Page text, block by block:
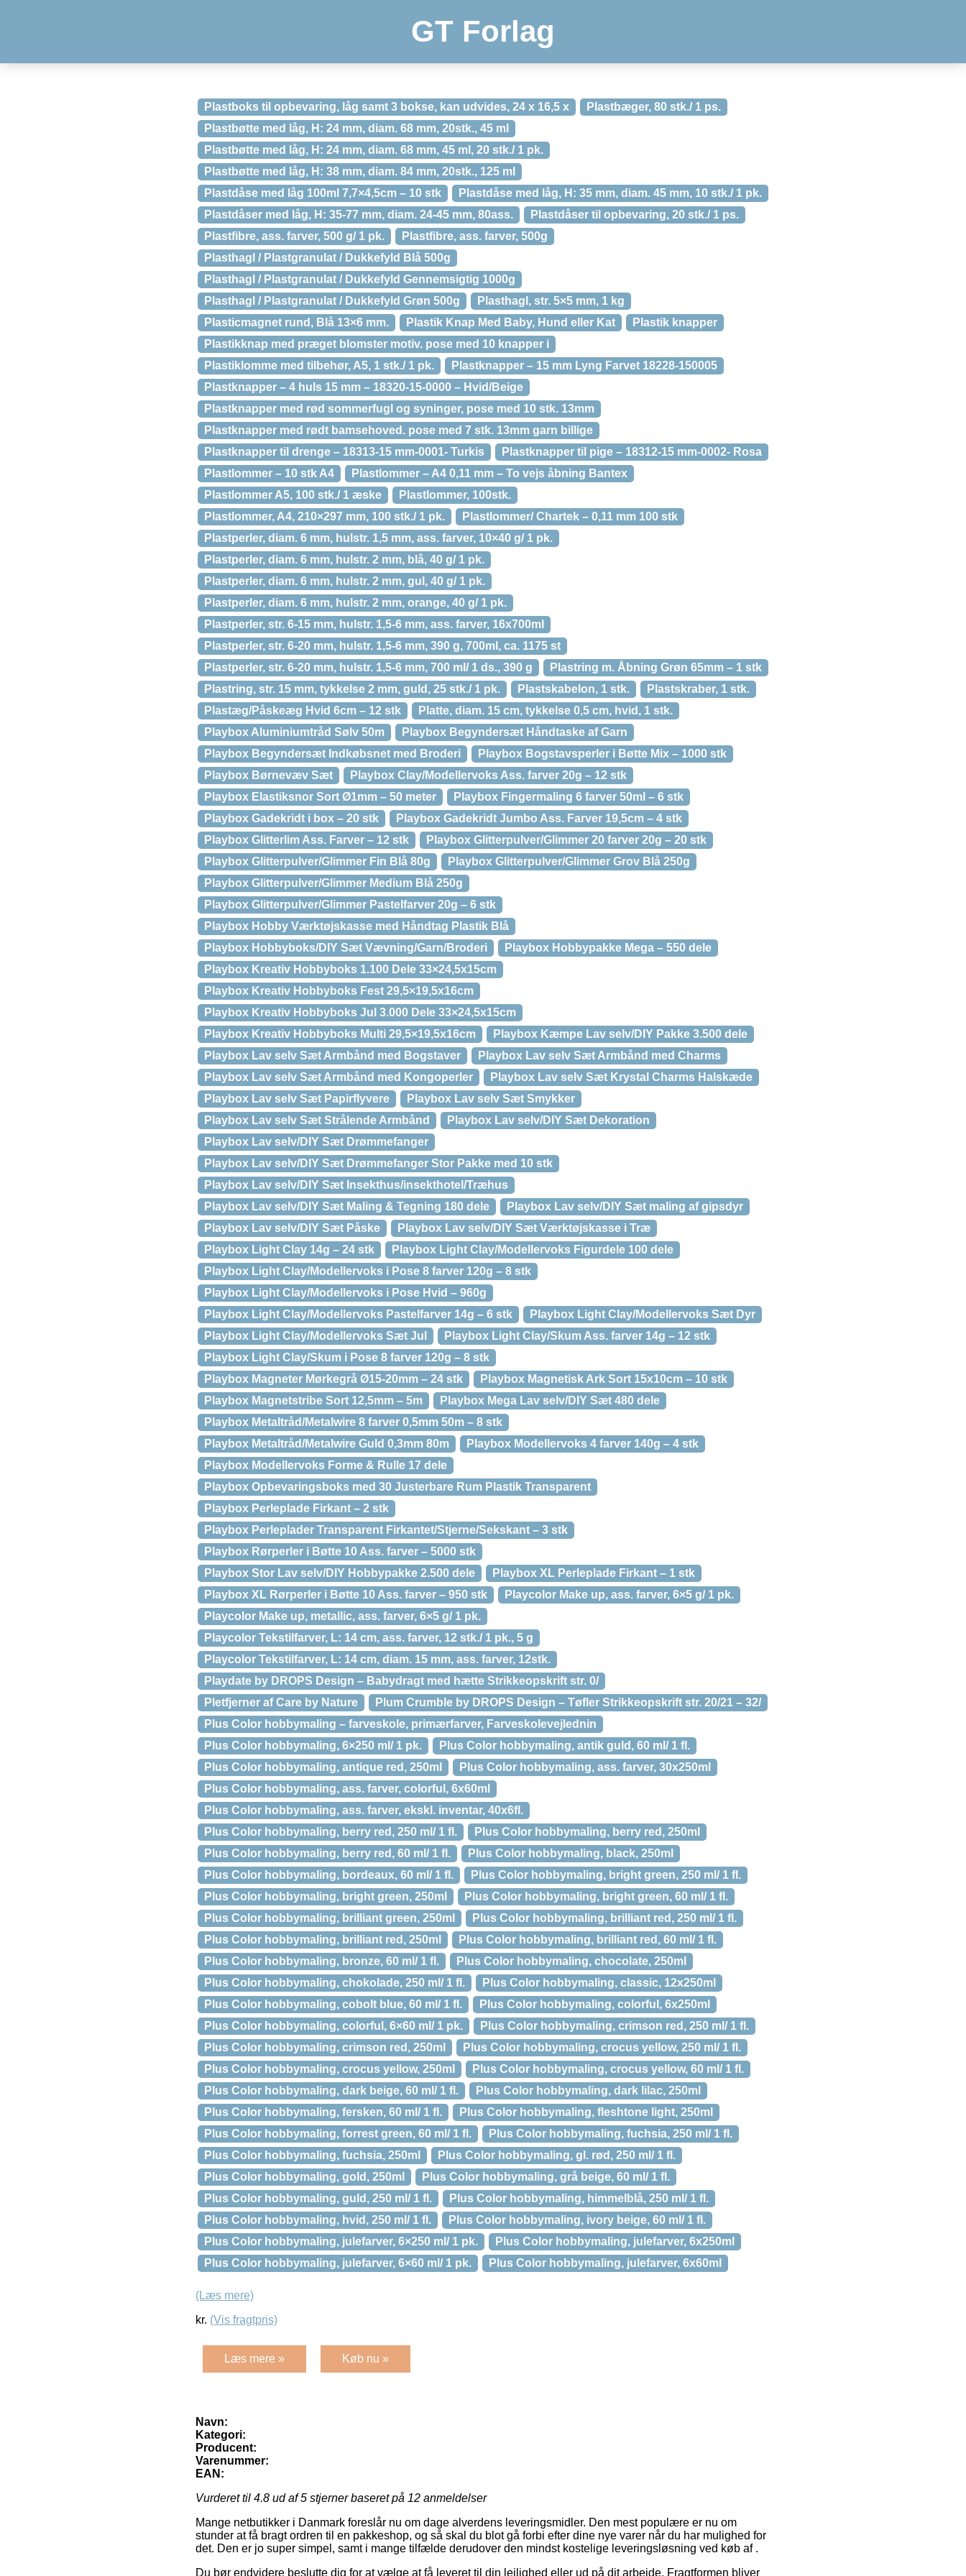
GT Forlag
Plastboks til opbevaring, låg samt 3 bokse, kan udvides, 24 x 16,5 x
Plastbæger, 80 stk./ 1 ps.
Plastbøtte med låg, H: 24 mm, diam. 68 mm, 20stk., 45 ml
Plastbøtte med låg, H: 24 mm, diam. 68 mm, 45 ml, 20 stk./ 1 pk.
Plastbøtte med låg, H: 38 mm, diam. 84 mm, 20stk., 125 ml
Plastdåse med låg 100ml 7,7×4,5cm – 10 stk
Plastdåse med låg, H: 35 mm, diam. 45 mm, 10 stk./ 1 pk.
Plastdåser med låg, H: 35-77 mm, diam. 24-45 mm, 80ass.
Plastdåser til opbevaring, 20 stk./ 1 ps.
Plastfibre, ass. farver, 500 g/ 1 pk.
Plastfibre, ass. farver, 500g
Plasthagl / Plastgranulat / Dukkefyld Blå 500g
Plasthagl / Plastgranulat / Dukkefyld Gennemsigtig 1000g
Plasthagl / Plastgranulat / Dukkefyld Grøn 500g
Plasthagl, str. 5×5 mm, 1 kg
Plasticmagnet rund, Blå 13×6 mm.
Plastik Knap Med Baby, Hund eller Kat
Plastik knapper
Plastikknap med præget blomster motiv. pose med 10 knapper i
Plastiklomme med tilbehør, A5, 1 stk./ 1 pk.
Plastknapper – 15 mm Lyng Farvet 18228-150005
Plastknapper – 4 huls 15 mm – 18320-15-0000 – Hvid/Beige
Plastknapper med rød sommerfugl og syninger, pose med 10 stk. 13mm
Plastknapper med rødt bamsehoved. pose med 7 stk. 13mm garn billige
Plastknapper til drenge – 18313-15 mm-0001- Turkis
Plastknapper til pige – 18312-15 mm-0002- Rosa
Plastlommer – 10 stk A4
Plastlommer – A4 0,11 mm – To vejs åbning Bantex
Plastlommer A5, 100 stk./ 1 æske
Plastlommer, 100stk.
Plastlommer, A4, 210×297 mm, 100 stk./ 1 pk.
Plastlommer/ Chartek – 0,11 mm 100 stk
Plastperler, diam. 6 mm, hulstr. 1,5 mm, ass. farver, 10×40 g/ 1 pk.
Plastperler, diam. 6 mm, hulstr. 2 mm, blå, 40 g/ 1 pk.
Plastperler, diam. 6 mm, hulstr. 2 mm, gul, 40 g/ 1 pk.
Plastperler, diam. 6 mm, hulstr. 2 mm, orange, 40 g/ 1 pk.
Plastperler, str. 6-15 mm, hulstr. 1,5-6 mm, ass. farver, 16x700ml
Plastperler, str. 6-20 mm, hulstr. 1,5-6 mm, 390 g, 700ml, ca. 1175 st
Plastperler, str. 6-20 mm, hulstr. 1,5-6 mm, 700 ml/ 1 ds., 390 g
Plastring m. Åbning Grøn 65mm – 1 stk
Plastring, str. 15 mm, tykkelse 2 mm, guld, 25 stk./ 1 pk.
Plastskabelon, 1 stk.
Plastskraber, 1 stk.
Plastæg/Påskeæg Hvid 6cm – 12 stk
Platte, diam. 15 cm, tykkelse 0,5 cm, hvid, 1 stk.
Playbox Aluminiumtråd Sølv 50m
Playbox Begyndersæt Håndtaske af Garn
Playbox Begyndersæt Indkøbsnet med Broderi
Playbox Bogstavsperler i Bøtte Mix – 1000 stk
Playbox Børnevæv Sæt
Playbox Clay/Modellervoks Ass. farver 20g – 12 stk
Playbox Elastiksnor Sort Ø1mm – 50 meter
Playbox Fingermaling 6 farver 50ml – 6 stk
Playbox Gadekridt i box – 20 stk
Playbox Gadekridt Jumbo Ass. Farver 19,5cm – 4 stk
Playbox Glitterlim Ass. Farver – 12 stk
Playbox Glitterpulver/Glimmer 20 farver 20g – 20 stk
Playbox Glitterpulver/Glimmer Fin Blå 80g
Playbox Glitterpulver/Glimmer Grov Blå 250g
Playbox Glitterpulver/Glimmer Medium Blå 250g
Playbox Glitterpulver/Glimmer Pastelfarver 20g – 6 stk
Playbox Hobby Værktøjskasse med Håndtag Plastik Blå
Playbox Hobbyboks/DIY Sæt Vævning/Garn/Broderi
Playbox Hobbypakke Mega – 550 dele
Playbox Kreativ Hobbyboks 1.100 Dele 33×24,5x15cm
Playbox Kreativ Hobbyboks Fest 29,5×19,5x16cm
Playbox Kreativ Hobbyboks Jul 3.000 Dele 33×24,5x15cm
Playbox Kreativ Hobbyboks Multi 29,5×19,5x16cm
Playbox Kæmpe Lav selv/DIY Pakke 3.500 dele
Playbox Lav selv Sæt Armbånd med Bogstaver
Playbox Lav selv Sæt Armbånd med Charms
Playbox Lav selv Sæt Armbånd med Kongoperler
Playbox Lav selv Sæt Krystal Charms Halskæde
Playbox Lav selv Sæt Papirflyvere
Playbox Lav selv Sæt Smykker
Playbox Lav selv Sæt Strålende Armbånd
Playbox Lav selv/DIY Sæt Dekoration
Playbox Lav selv/DIY Sæt Drømmefanger
Playbox Lav selv/DIY Sæt Drømmefanger Stor Pakke med 10 stk
Playbox Lav selv/DIY Sæt Insekthus/insekthotel/Træhus
Playbox Lav selv/DIY Sæt Maling & Tegning 180 dele
Playbox Lav selv/DIY Sæt maling af gipsdyr
Playbox Lav selv/DIY Sæt Påske
Playbox Lav selv/DIY Sæt Værktøjskasse i Træ
Playbox Light Clay 14g – 24 stk
Playbox Light Clay/Modellervoks Figurdele 100 dele
Playbox Light Clay/Modellervoks i Pose 8 farver 120g – 8 stk
Playbox Light Clay/Modellervoks i Pose Hvid – 960g
Playbox Light Clay/Modellervoks Pastelfarver 14g – 6 stk
Playbox Light Clay/Modellervoks Sæt Dyr
Playbox Light Clay/Modellervoks Sæt Jul
Playbox Light Clay/Skum Ass. farver 14g – 12 stk
Playbox Light Clay/Skum i Pose 8 farver 120g – 8 stk
Playbox Magneter Mørkegrå Ø15-20mm – 24 stk
Playbox Magnetisk Ark Sort 15x10cm – 10 stk
Playbox Magnetstribe Sort 12,5mm – 5m
Playbox Mega Lav selv/DIY Sæt 480 dele
Playbox Metaltråd/Metalwire 8 farver 0,5mm 50m – 8 stk
Playbox Metaltråd/Metalwire Guld 0,3mm 80m
Playbox Modellervoks 4 farver 140g – 4 stk
Playbox Modellervoks Forme & Rulle 17 dele
Playbox Opbevaringsboks med 30 Justerbare Rum Plastik Transparent
Playbox Perleplade Firkant – 2 stk
Playbox Perleplader Transparent Firkantet/Stjerne/Sekskant – 3 stk
Playbox Rørperler i Bøtte 10 Ass. farver – 5000 stk
Playbox Stor Lav selv/DIY Hobbypakke 2.500 dele
Playbox XL Perleplade Firkant – 1 stk
Playbox XL Rørperler i Bøtte 10 Ass. farver – 950 stk
Playcolor Make up, ass. farver, 6×5 g/ 1 pk.
Playcolor Make up, metallic, ass. farver, 6×5 g/ 1 pk.
Playcolor Tekstilfarver, L: 14 cm, ass. farver, 12 stk./ 1 pk., 5 g
Playcolor Tekstilfarver, L: 14 cm, diam. 15 mm, ass. farver, 12stk.
Playdate by DROPS Design – Babydragt med hætte Strikkeopskrift str. 0/
Pletfjerner af Care by Nature
Plum Crumble by DROPS Design – Tøfler Strikkeopskrift str. 20/21 – 32/
Plus Color hobbymaling – farveskole, primærfarver, Farveskolevejlednin
Plus Color hobbymaling, 6×250 ml/ 1 pk.
Plus Color hobbymaling, antik guld, 60 ml/ 1 fl.
Plus Color hobbymaling, antique red, 250ml
Plus Color hobbymaling, ass. farver, 30x250ml
Plus Color hobbymaling, ass. farver, colorful, 6x60ml
Plus Color hobbymaling, ass. farver, ekskl. inventar, 40x6fl.
Plus Color hobbymaling, berry red, 250 ml/ 1 fl.
Plus Color hobbymaling, berry red, 250ml
Plus Color hobbymaling, berry red, 60 ml/ 1 fl.
Plus Color hobbymaling, black, 250ml
Plus Color hobbymaling, bordeaux, 60 ml/ 1 fl.
Plus Color hobbymaling, bright green, 250 ml/ 1 fl.
Plus Color hobbymaling, bright green, 250ml
Plus Color hobbymaling, bright green, 60 ml/ 1 fl.
Plus Color hobbymaling, brilliant green, 250ml
Plus Color hobbymaling, brilliant red, 250 ml/ 1 fl.
Plus Color hobbymaling, brilliant red, 250ml
Plus Color hobbymaling, brilliant red, 60 ml/ 1 fl.
Plus Color hobbymaling, bronze, 60 ml/ 1 fl.
Plus Color hobbymaling, chocolate, 250ml
Plus Color hobbymaling, chokolade, 250 ml/ 1 fl.
Plus Color hobbymaling, classic, 12x250ml
Plus Color hobbymaling, cobolt blue, 60 ml/ 1 fl.
Plus Color hobbymaling, colorful, 6x250ml
Plus Color hobbymaling, colorful, 6×60 ml/ 1 pk.
Plus Color hobbymaling, crimson red, 250 ml/ 1 fl.
Plus Color hobbymaling, crimson red, 250ml
Plus Color hobbymaling, crocus yellow, 250 ml/ 1 fl.
Plus Color hobbymaling, crocus yellow, 250ml
Plus Color hobbymaling, crocus yellow, 60 ml/ 1 fl.
Plus Color hobbymaling, dark beige, 60 ml/ 1 fl.
Plus Color hobbymaling, dark lilac, 250ml
Plus Color hobbymaling, fersken, 60 ml/ 1 fl.
Plus Color hobbymaling, fleshtone light, 250ml
Plus Color hobbymaling, forrest green, 60 ml/ 1 fl.
Plus Color hobbymaling, fuchsia, 250 ml/ 1 fl.
Plus Color hobbymaling, fuchsia, 250ml
Plus Color hobbymaling, gl. rød, 250 ml/ 1 fl.
Plus Color hobbymaling, gold, 250ml
Plus Color hobbymaling, grå beige, 60 ml/ 1 fl.
Plus Color hobbymaling, guld, 250 ml/ 1 fl.
Plus Color hobbymaling, himmelblå, 250 ml/ 1 fl.
Plus Color hobbymaling, hvid, 250 ml/ 1 fl.
Plus Color hobbymaling, ivory beige, 60 ml/ 1 fl.
Plus Color hobbymaling, julefarver, 6×250 ml/ 1 pk.
Plus Color hobbymaling, julefarver, 6x250ml
Plus Color hobbymaling, julefarver, 6×60 ml/ 1 pk.
Plus Color hobbymaling, julefarver, 6x60ml
(Læs mere)
kr. (Vis fragtpris)
Læs mere » Køb nu »
Navn:
Kategori:
Producent:
Varenummer:
EAN:
Vurderet til 4.8 ud af 5 stjerner baseret på 12 anmeldelser
Mange netbutikker i Danmark foreslår nu om dage alverdens leveringsmidler. Den mest populære er nu om
stunder at få bragt ordren til en pakkeshop, og så skal du blot gå forbi efter dine nye varer når du har mulighed for
det. Den er jo super simpel, samt i mange tilfælde derudover den mindst kostelige leveringsløsning ved køb af .
Du bør endvidere beslutte dig for at vælge at få leveret til din lejlighed eller ud på dit arbejde. Fragtformen bliver